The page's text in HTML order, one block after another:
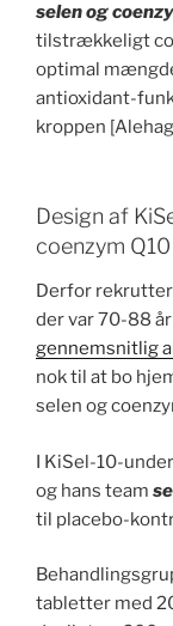
selen og
tilstrækkeligt
optimal
antioxidant-
kroppen
Design af
coenzym
Derfor
der var 70-88
gennemsnitlig
nok til at bo
selen og
I KiSel-10-
og hans team
til placebo-
tabletter med